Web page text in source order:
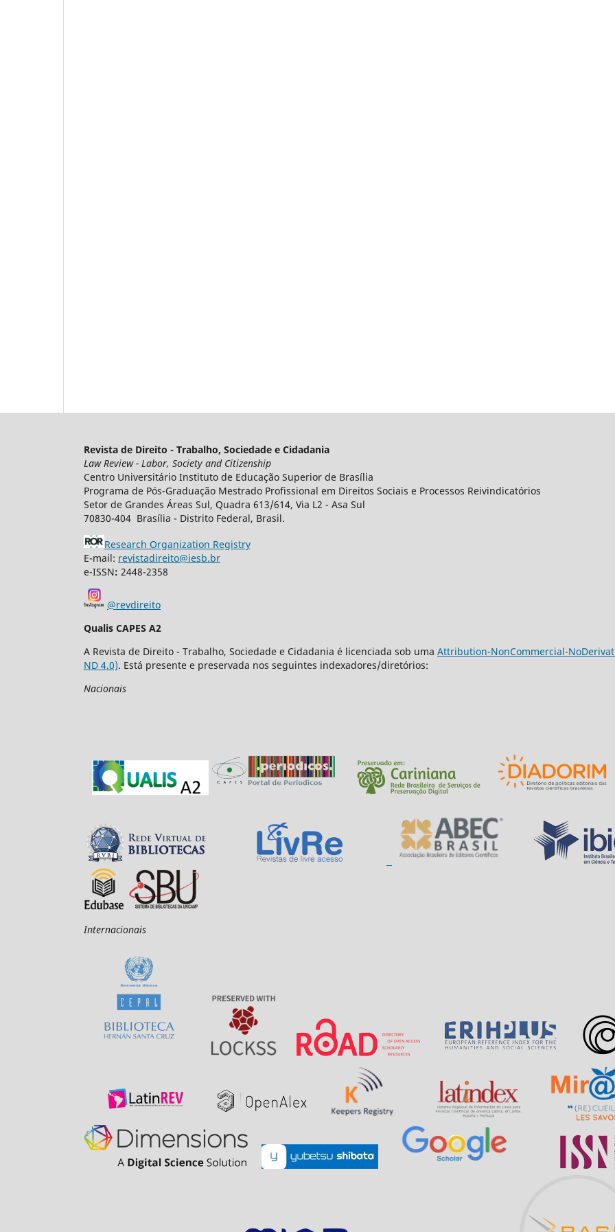
Revista de Direito - Trabalho, Sociedade e Cidadania
Law Review - Labor, Society and Citizenship
Centro Universitário Instituto de Educação Superior de Brasília
Programa de Pós-Graduação Mestrado Profissional em Direitos Sociais e Processos Reivindicatórios
Setor de Grandes Áreas Sul, Quadra 613/614, Via L2 - Asa Sul
70830-404 Brasília - Distrito Federal, Brasil.
Research Organization Registry
E-mail: revistadireito@iesb.br
e-ISSN: 2448-2358
@revdireito
Qualis CAPES A2
A Revista de Direito - Trabalho, Sociedade e Cidadania é licenciada sob uma Attribution-NonCommercial-
ND 4.0). Está presente e preservada nos seguintes indexadores/diretórios:
Nacionais
Internacionais